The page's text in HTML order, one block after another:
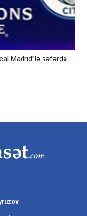
Madrid”lə səfərdə